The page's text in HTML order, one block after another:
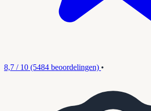
8,7 / 10 (5484 beoordelingen) •